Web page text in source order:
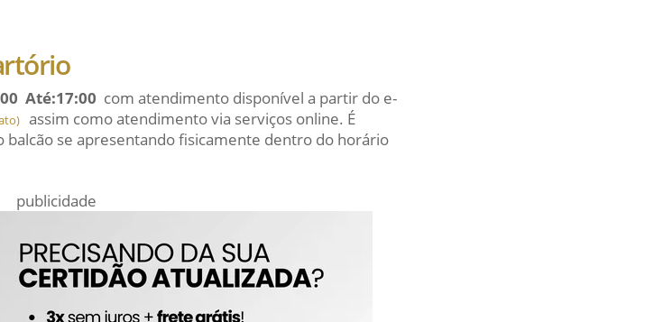
Até:17:00 com atendimento disponível a partir do e-
assim como atendimento via serviços online. É
se apresentando fisicamente dentro do horário
publicidade